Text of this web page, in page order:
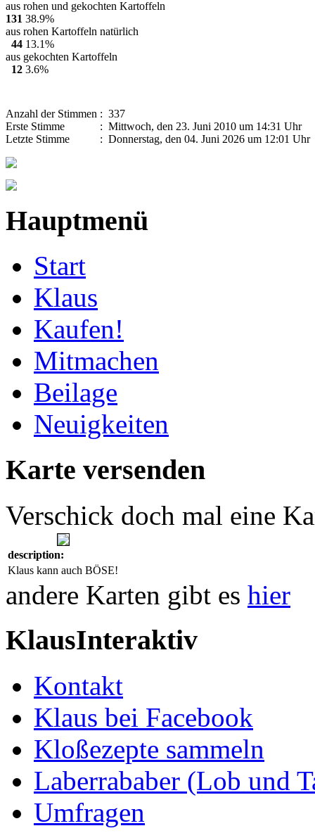
aus rohen und gekochten Kartoffeln
131 38.9%
aus rohen Kartoffeln natürlich
44 13.1%
aus gekochten Kartoffeln
12 3.6%
Anzahl der Stimmen : 337
Erste Stimme
: Mittwoch, den 23. Juni 2010 um 14:31 Uhr
Letzte Stimme
: Donnerstag, den 04. Juni 2026 um 12:01 Uhr
Hauptmenü
Start
Klaus
Kaufen!
Mitmachen
Beilage
Neuigkeiten
Karte versenden
Verschick doch mal eine
description:
Klaus kann auch BÖSE!
andere Karten gibt es hier
KlausInteraktiv
Kontakt
Klaus bei Facebook
Kloßezepte sammeln
Laberrababer (Lob und
Umfragen